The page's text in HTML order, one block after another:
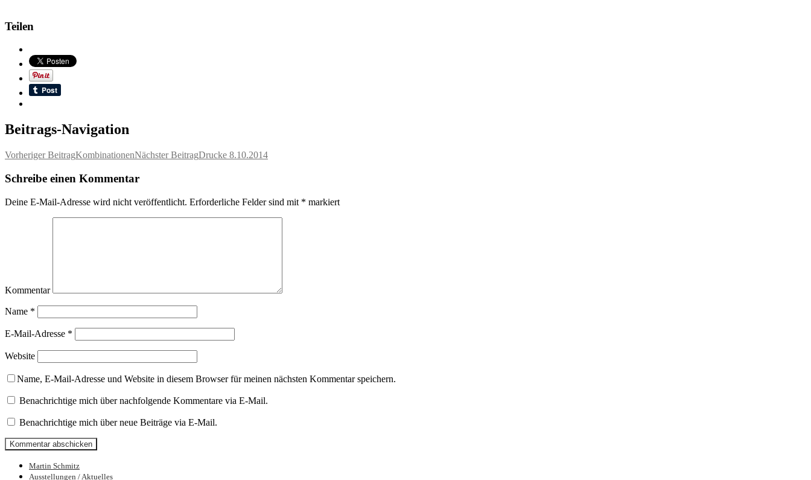
Teilen
Beitrags-Navigation
Vorheriger BeitragKombinationenNächster BeitragDrucke 8.10.2014
Schreibe einen Kommentar
Deine E-Mail-Adresse wird nicht veröffentlicht. Erforderliche Felder sind mit * markiert
Kommentar
Name *
E-Mail-Adresse *
Website
Name, E-Mail-Adresse und Website in diesem Browser für meinen nächsten Kommentar speichern.
Benachrichtige mich über nachfolgende Kommentare via E-Mail.
Benachrichtige mich über neue Beiträge via E-Mail.
Martin Schmitz
Ausstellungen / Aktuelles